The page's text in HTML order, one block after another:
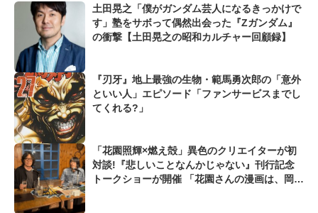
土田晃之「僕がガンダム芸人になるきっかけで
す」塾をサボって偶然出会った『Zガンダム』
の衝撃【土田晃之の昭和カルチャー回顧録】
『刃牙』地上最強の生物・範馬勇次郎の「意外
といい人」エピソード「ファンサービスまでし
てくれる?」
「花園照輝×燃え殻」異色のクリエイターが初
対談!『悲しいことなんかじゃない』刊行記念
トークショーが開催 「花園さんの漫画は、岡崎